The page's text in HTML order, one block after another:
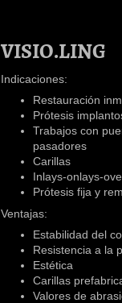
VISIO.LING
Indicaciones:
Restauración
Prótesis
Trabajos con
pasadores
Carillas
Inlays-onlays-
Prótesis fija y
Ventajas:
Estabilidad del
Resistencia a la
Estética
Carillas
Valores de